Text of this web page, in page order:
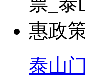
泰山